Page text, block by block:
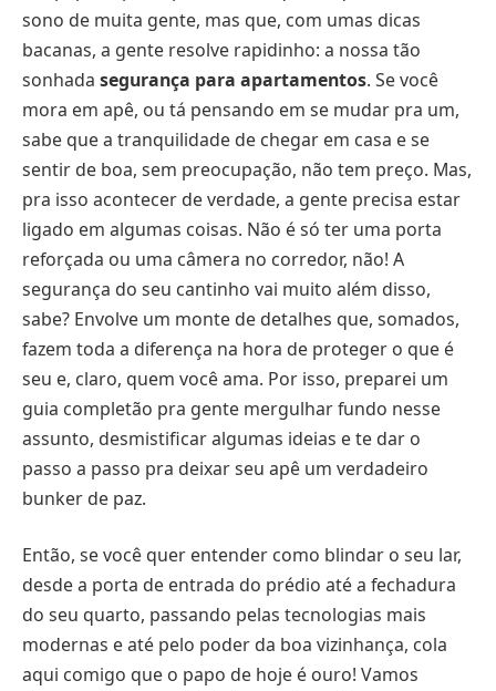
sono de muita gente, mas que, com umas dicas
bacanas, a gente resolve rapidinho: a nossa tão
sonhada segurança para apartamentos. Se você
mora em apê, ou tá pensando em se mudar pra um,
sabe que a tranquilidade de chegar em casa e se
sentir de boa, sem preocupação, não tem preço. Mas,
pra isso acontecer de verdade, a gente precisa estar
ligado em algumas coisas. Não é só ter uma porta
reforçada ou uma câmera no corredor, não! A
segurança do seu cantinho vai muito além disso,
sabe? Envolve um monte de detalhes que, somados,
fazem toda a diferença na hora de proteger o que é
seu e, claro, quem você ama. Por isso, preparei um
guia completão pra gente mergulhar fundo nesse
assunto, desmistificar algumas ideias e te dar o
passo a passo pra deixar seu apê um verdadeiro
bunker de paz.
Então, se você quer entender como blindar o seu lar,
desde a porta de entrada do prédio até a fechadura
do seu quarto, passando pelas tecnologias mais
modernas e até pelo poder da boa vizinhança, cola
aqui comigo que o papo de hoje é ouro! Vamos